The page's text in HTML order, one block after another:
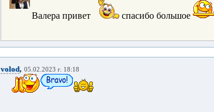
Валера привет спасибо большое
volod, 05.02.2023 г. 18:18